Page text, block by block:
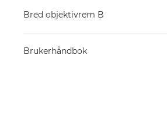
Bred objektivrem B
Brukerhåndbok